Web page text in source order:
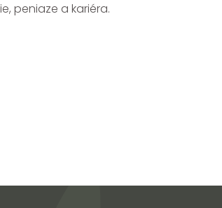
peniaze a kariéra.